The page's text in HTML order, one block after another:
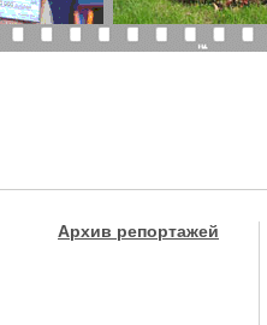
Архив репортажей